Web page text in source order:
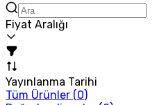
Fiyat Aralığı
Yayınlanma Tarihi
Tüm Ürünler (0)